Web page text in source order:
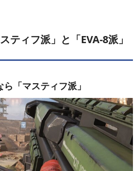
ティフ派」と「EVA-8派」
「マスティフ派」